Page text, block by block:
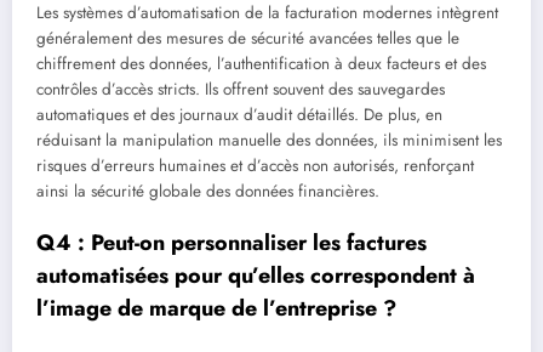
Les systèmes d’automatisation de la facturation modernes intègrent
généralement des mesures de sécurité avancées telles que le
chiffrement des données, l’authentification à deux facteurs et des
contrôles d’accès stricts. Ils offrent souvent des sauvegardes
automatiques et des journaux d’audit détaillés. De plus, en
réduisant la manipulation manuelle des données, ils minimisent les
risques d’erreurs humaines et d’accès non autorisés, renforçant
ainsi la sécurité globale des données financières.
Q4 : Peut-on personnaliser les factures
automatisées pour qu’elles correspondent à
l’image de marque de l’entreprise ?